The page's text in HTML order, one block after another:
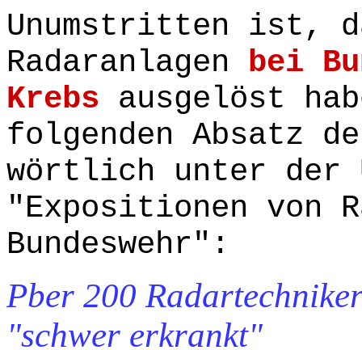
Unumstritten ist,
Radaranlagen bei
Krebs ausgelöst
folgenden Absatz
wörtlich unter der
"Expositionen von
Bundeswehr":
Pber 200
"schwer erkrankt"